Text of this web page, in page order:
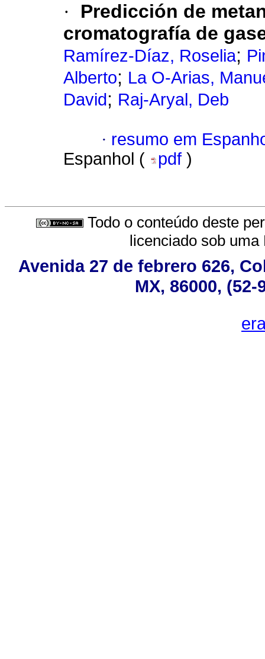
·
Predicción de
cromatografía de
Ramírez-Díaz, Roselia;
Alberto; La O-Arias,
David ; Raj-Aryal, Deb
· resumo em
Espanhol (
pdf )
Todo o conteúdo deste
licenciado sob uma
Avenida 27 de febrero 626,
MX, 86000,